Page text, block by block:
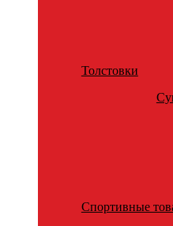
Толстовки
Спортивные